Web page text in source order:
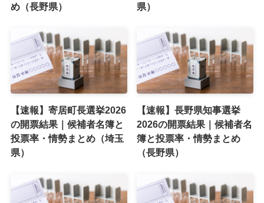
め（長野県）
県）
【速報】寄居町長選挙2026
の開票結果｜候補者名簿と
投票率・情勢まとめ（埼玉
県）
【速報】長野県知事選挙
2026の開票結果｜候補者名
簿と投票率・情勢まとめ
（長野県）